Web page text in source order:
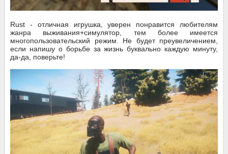
Rust - отличная игрушка, уверен понравится любителям
жанра выживания+симулятор, тем более имеется
многопользовательский режим. Не будет преувеличением,
если напишу о борьбе за жизнь буквально каждую минуту,
да-да, поверьте!